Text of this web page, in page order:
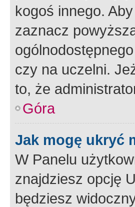
kogoś innego.
zaznacz
czy na uczelni.
to, że
Góra
Jak mogę ukryć
W Panelu
znajdziesz opcję
będziesz